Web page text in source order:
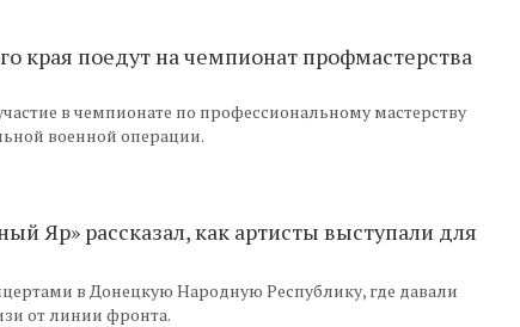
края поедут на чемпионат профмастерства
в чемпионате по профессиональному мастерству
военной операции.
Яр» рассказал, как артисты выступали для
в Донецкую Народную Республику, где давали
от линии фронта.